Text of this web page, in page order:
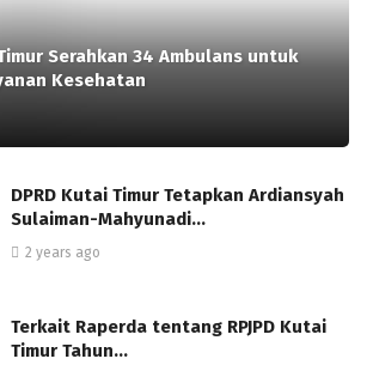
Serahkan 34 Ambulans untuk
Kesehatan
DPRD Kutai Timur Tetapkan Ardiansyah
Sulaiman-Mahyunadi…
2 years ago
Terkait Raperda tentang RPJPD Kutai
Timur Tahun…